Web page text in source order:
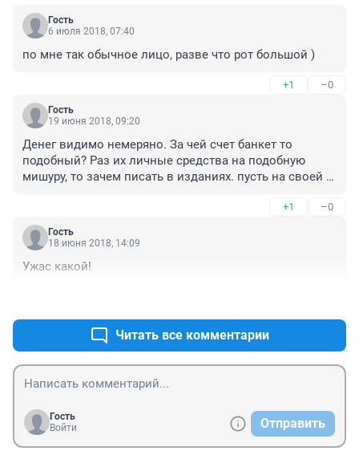
Гость
6 июля 2018, 07:40
по мне так обычное лицо, разве что рот большой )
+1 –0
Гость
19 июня 2018, 09:20
Денег видимо немеряно. За чей счет банкет то
подобный? Раз их личные средства на подобную
мишуру, то зачем писать в изданиях. пусть на своей
"достижения". Лучше бы санитаркой работала в
оставшихся больницах. Больше бы пользы было.
+1 –0
Гость
18 июня 2018, 14:09
Ужас какой!
Читать все комментарии
Гость
Войти
Отправить